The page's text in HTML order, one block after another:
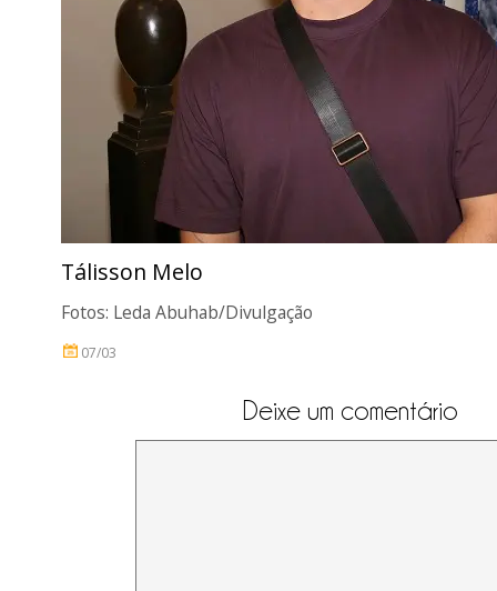
Tálisson Melo
Fotos: Leda Abuhab/Divulgação
07/03
Deixe um comentário